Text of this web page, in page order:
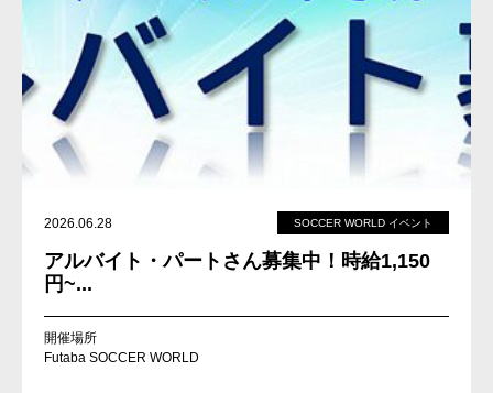
2026.06.28 SOCCER WORLD イベント
アルバイト・パートさん募集中！時給1,150
円~...
開催場所
Futaba SOCCER WORLD